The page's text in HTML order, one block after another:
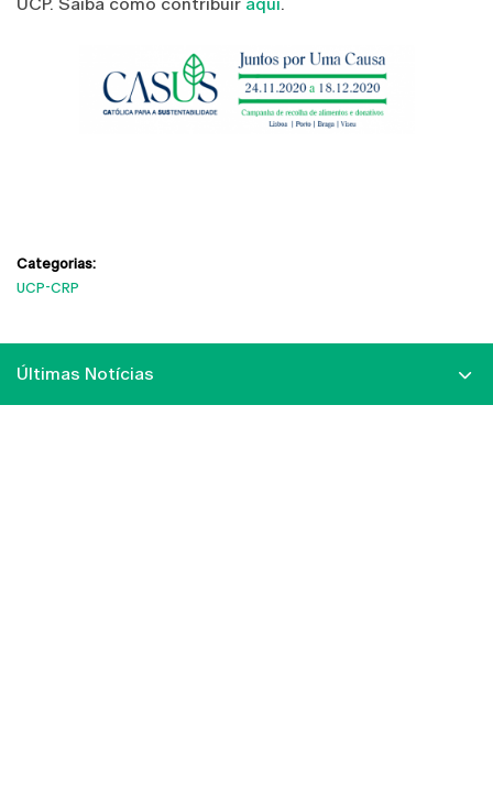
Categorias:
UCP-CRP
Últimas Notícias